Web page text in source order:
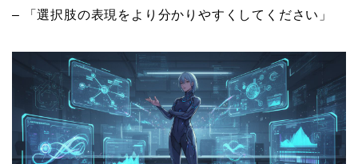
– 「選択肢の表現をより分かりやすくしてください」